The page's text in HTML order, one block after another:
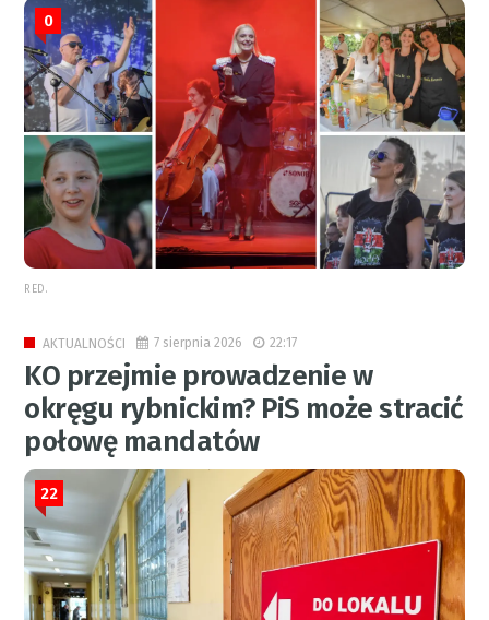
0
RED.
AKTUALNOŚCI 7 sierpnia 2026 22:17
KO przejmie prowadzenie w
okręgu rybnickim? PiS może stracić
połowę mandatów
22